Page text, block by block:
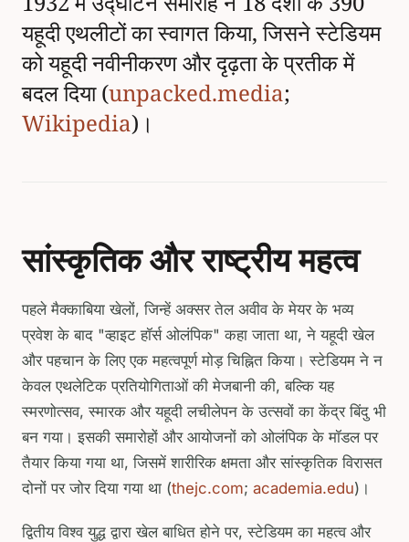
यहूदी एथलीटों का स्वागत किया, जिसने स्टेडियम
को यहूदी नवीनीकरण और दृढ़ता के प्रतीक में
बदल दिया (unpacked.media;
Wikipedia)।
सांस्कृतिक और राष्ट्रीय महत्व
पहले मैक्काबिया खेलों, जिन्हें अक्सर तेल अवीव के मेयर के भव्य
प्रवेश के बाद "व्हाइट हॉर्स ओलंपिक" कहा जाता था, ने यहूदी खेल
और पहचान के लिए एक महत्वपूर्ण मोड़ चिह्नित किया। स्टेडियम ने न
केवल एथलेटिक प्रतियोगिताओं की मेजबानी की, बल्कि यह
स्मरणोत्सव, स्मारक और यहूदी लचीलेपन के उत्सवों का केंद्र बिंदु भी
बन गया। इसकी समारोहों और आयोजनों को ओलंपिक के मॉडल पर
तैयार किया गया था, जिसमें शारीरिक क्षमता और सांस्कृतिक विरासत
दोनों पर जोर दिया गया था (thejc.com; academia.edu)।
द्वितीय विश्व युद्ध द्वारा खेल बाधित होने पर, स्टेडियम का महत्व और